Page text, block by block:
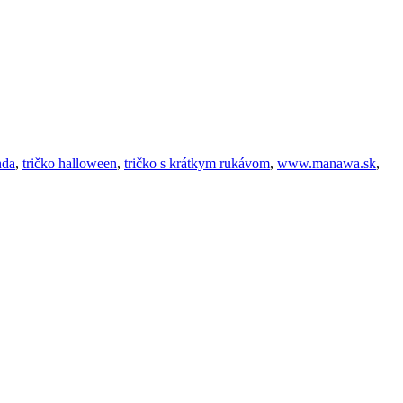
, tričko halloween, tričko s krátkym rukávom, www.manawa.sk,